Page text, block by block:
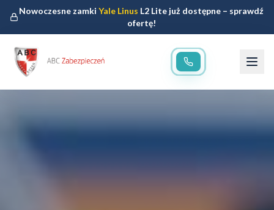
Nowoczesne zamkiYale Linus L2 Lite już dostępne – sprawdź
ofertę!